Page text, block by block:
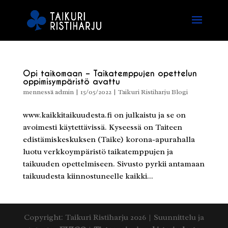
Opi taikomaan – Taikatemppujen opettelun
oppimisympäristö avattu
mennessäadmin| 15/05/2022| Taikuri Ristiharju Blogi
www.kaikkitaikuudesta.fi on julkaistu ja se on
avoimesti käytettävissä. Kyseessä on Taiteen
edistämiskeskuksen (Taike) korona-apurahalla
luotu verkkoympäristö taikatemppujen ja
taikuuden opettelmiseen. Sivusto pyrkii antamaan
taikuudesta kiinnostuneelle kaikki...
Copyright: Taikuri Ristiharju 2026 | Suunnittelu ja